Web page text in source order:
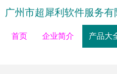
广州市超犀利软件服务有
首页 企业简介 产品大